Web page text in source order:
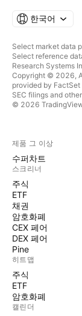
한국어
Select market data
Select reference
Research Systems
Copyright © 2026,
provided by
SEC filings and
© 2026
제품 그 이상
수퍼차트
스크리너
주식
ETF
채권
암호화폐
CEX 페어
DEX 페어
Pine
히트맵
주식
ETF
암호화폐
캘린더